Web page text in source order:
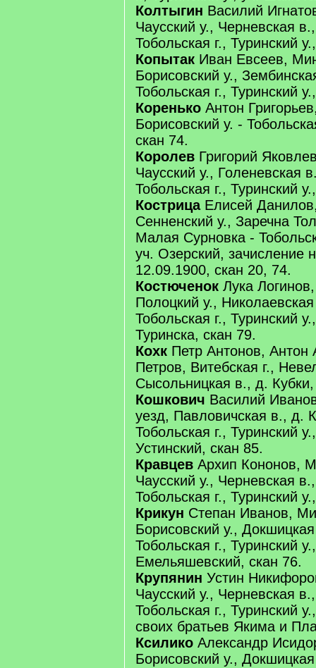
Колтыгин Василий
Чаусский у., Черневская
Тобольская г., Туринский
Копытак Иван Евсеев,
Борисовский у.,
Тобольская г., Туринский
Коренько Антон
Борисовский у. -
скан 74.
Королев Григорий
Чаусский у., Голеневская
Тобольская г., Туринский
Кострица Елисей
Сенненский у., Заречна
Малая Сурновка -
уч. Озерский, зачисление
12.09.1900, скан 20, 74.
Костюченок Лука
Полоцкий у.,
Тобольская г., Туринский
Туринска, скан 79.
Кохк Петр Антонов,
Петров, Витебская г.,
Сысольницкая в., д.
Кошкович Василий
уезд, Павловичская в., д.
Тобольская г., Туринский
Устинский, скан 85.
Кравцев Архип Кононов,
Чаусский у., Черневская
Тобольская г., Туринский
Крикун Степан Иванов,
Борисовский у.,
Тобольская г., Туринский
Емельяшевский, скан 76.
Крупянин Устин
Чаусский у., Черневская
Тобольская г., Туринский
своих братьев Якима и
Ксилико Александр
Борисовский у.,